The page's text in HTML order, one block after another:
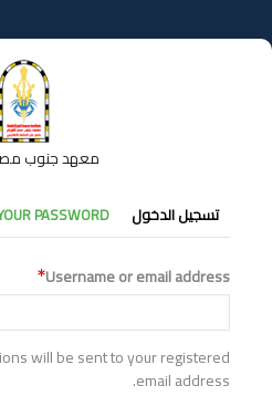
إلى
المحتوى
معهد جنوب مصر
التبويبات
الأساسية
تسجيل الدخول PASSWORD
Username or email address
will be sent to your registered
email address.